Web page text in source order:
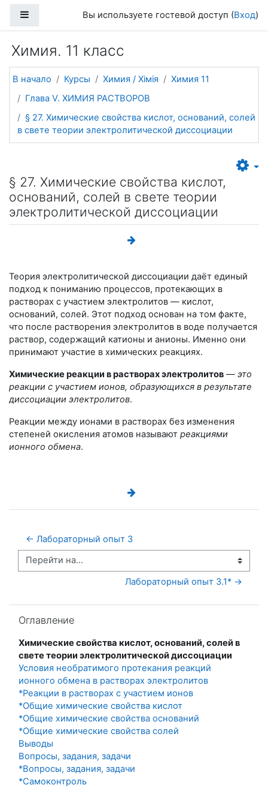
Боковая панельВы используете гостевой доступ (Вход)
Химия. 11 класс
В начало Курсы Химия / Хімія
Химия 11
Глава V. ХИМИЯ РАСТВОРОВ
§ 27. Химические свойства кислот, оснований, солей
в свете теории электролитической диссоциации
§ 27. Химические свойства кислот,
оснований, солей в свете теории
электролитической диссоциации
Теория электролитической диссоциации даёт единый
подход к пониманию процессов, протекающих в
растворах с участием электролитов — кислот,
оснований, солей. Этот подход основан на том факте,
что после растворения электролитов в воде получается
раствор, содержащий катионы и анионы. Именно они
принимают участие в химических реакциях.
Химические реакции в растворах электролитов — это
реакции с участием ионов, образующихся в результате
диссоциации электролитов.
Реакции между ионами в растворах без изменения
степеней окисления атомов называют реакциями
ионного обмена.
← Лабораторный опыт 3
Перейти на...
Лабораторный опыт 3.1* →
Оглавление
Химические свойства кислот, оснований, солей в
свете теории электролитической диссоциации
Условия необратимого протекания реакций
ионного обмена в растворах электролитов
*Реакции в растворах с участием ионов
*Общие химические свойства кислот
*Общие химические свойства оснований
*Общие химические свойства солей
Выводы
Вопросы, задания, задачи
*Вопросы, задания, задачи
*Самоконтроль